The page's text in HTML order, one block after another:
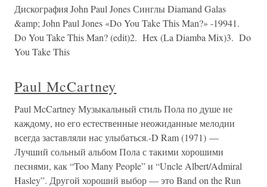
Дискография John Paul Jones Синглы Diamand Galas
&amp; John Paul Jones «Do You Take This Man?» -19941.
Do You Take This Man? (edit)2. Hex (La Diamba Mix)3. Do
You Take This
Paul McCartney
Paul McCartney Музыкальный стиль Пола по душе не
каждому, но его естественные неожиданные мелодии
всегда заставляли нас улыбаться.-D Ram (1971) —
Лучший сольный альбом Пола с такими хорошими
песнями, как “Too Many People” и “Uncle Albert/Admiral
Hasley”. Другой хороший выбор — это Band on the Run